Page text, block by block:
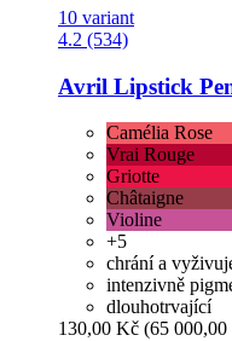
10 variant
4.2 (534)
Avril Lipstick
Camélia Rose
Vrai Rouge
Griotte
Châtaigne
Violine
+5
chrání a
intenzivně
dlouhotrvající
130,00 Kč (65